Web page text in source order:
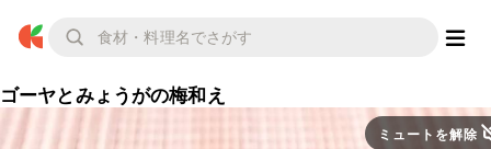
ゴーヤとみょうがの梅和え
ミュートを解除